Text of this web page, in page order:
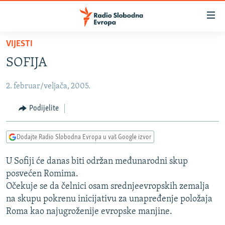
Pređite
glavni
Pređite
Pređite
pretragu
BOSNA I HERCEGOVINA
SRBIJA
KOSOVO
VIZUELNO
VIDEO
FOTOGALERIJE
INFOGRAFIKE
PODCASTI
RAT U UKRAJINI
KINA NA BALKANU
RSE PRIČE IZ SVIJETA
VIJESTI
SOFIJA
2. februar/veljača, 2005.
Podijelite
Dodajte Radio Slobodna Evropa u vaš Google izvor
U Sofiji će danas biti održan međunarodni skup
posvećen Romima.
Očekuje se da čelnici osam srednjeevropskih zemalja
na skupu pokrenu inicijativu za unapređenje položaja
Roma kao najugroženije evropske manjine.